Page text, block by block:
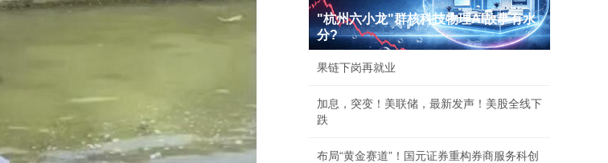
"杭州六小龙"群核科技物理AI故事有水
分?
果链下岗再就业
加息，突变！美联储，最新发声！美股全线下
跌
布局“黄金赛道”！国元证券重构券商服务科创